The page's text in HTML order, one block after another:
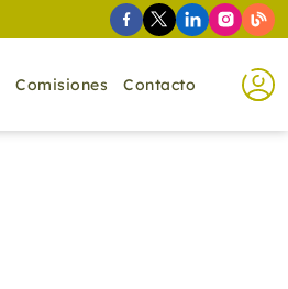
Comisiones Contacto